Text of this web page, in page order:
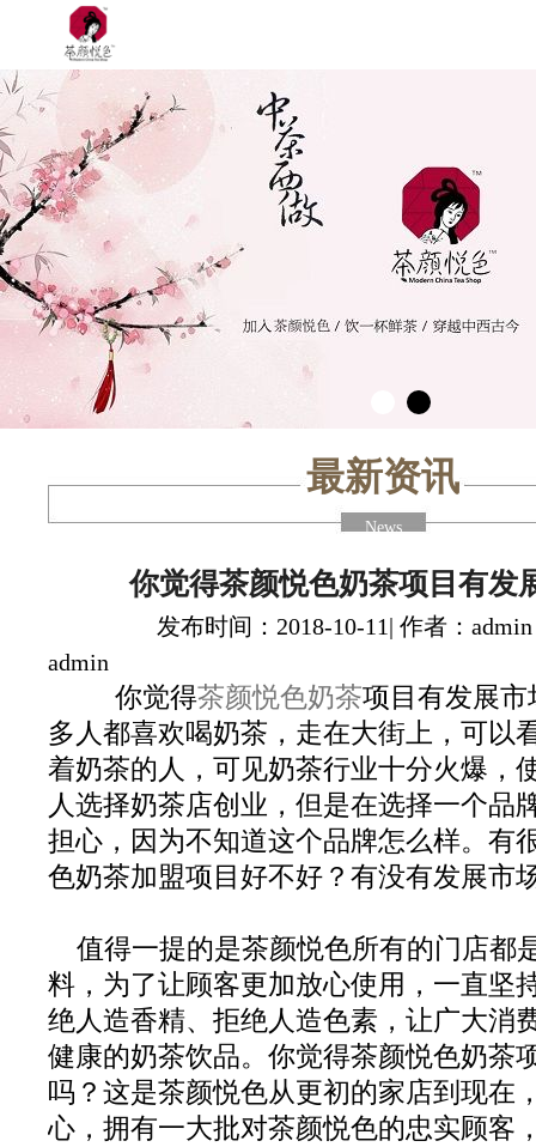
最新资讯
News
你觉得茶颜悦色奶茶项目有发
发布时间：2018-10-11| 作者：
admin
你觉得茶颜悦色奶茶项目有发展
多人都喜欢喝奶茶，走在大街上，可以
着奶茶的人，可见奶茶行业十分火爆，
人选择奶茶店创业，但是在选择一个品
担心，因为不知道这个品牌怎么样。有
色奶茶加盟项目好不好？有没有发展市
值得一提的是茶颜悦色所有的门店都
料，为了让顾客更加放心使用，一直坚
绝人造香精、拒绝人造色素，让广大消
健康的奶茶饮品。你觉得茶颜悦色奶茶
吗？这是茶颜悦色从更初的家店到现在
心，拥有一大批对茶颜悦色的忠实顾客